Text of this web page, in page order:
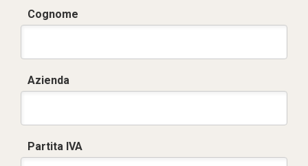
Cognome
Azienda
Partita IVA